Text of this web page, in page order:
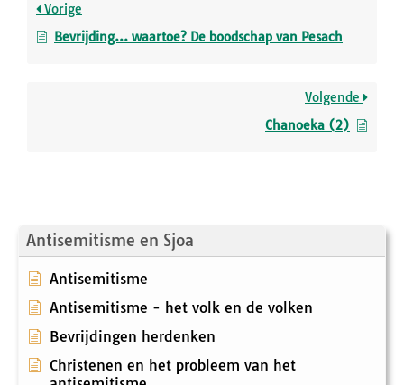
Antisemitisme en Sjoa
Antisemitisme
Antisemitisme - het volk en de volken
Bevrijdingen herdenken
Christenen en het probleem van het
Vorige
Bevrijding… waartoe? De boodschap van Pesach
Volgende
Chanoeka (2)